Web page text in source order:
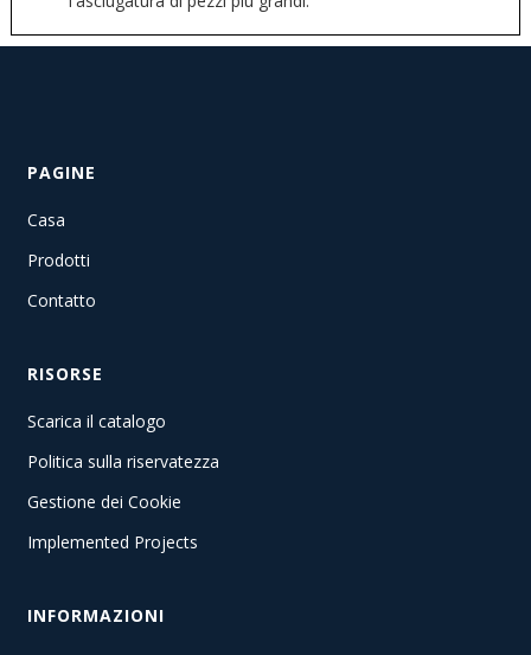
PAGINE
Casa
Prodotti
Contatto
RISORSE
Scarica il catalogo
Politica sulla riservatezza
Gestione dei Cookie
Implemented Projects
INFORMAZIONI